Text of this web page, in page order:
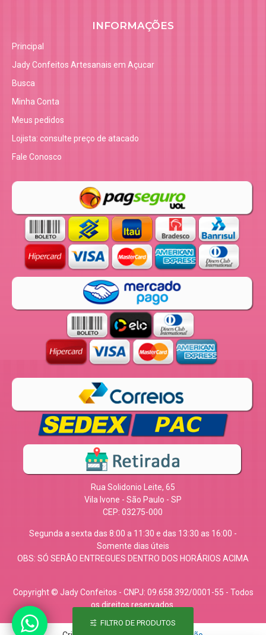
INFORMAÇÕES
Principal
Jady Confeitos Artesanais em Açucar
Busca
Minha Conta
Meus pedidos
Lojista: consulte preço de atacado
Fale Conosco
Rua Solidonio Leite, 65
Vila Ivone - São Paulo - SP
CEP: 03275-000
Segunda a sexta das 8:00 a 11:30 e das 13:30 as 16:00 -
Somente dias úteis
OBS: SÓ SERÃO ENTREGUES DENTRO DOS HORÁRIOS ACIMA
Copyright © Jady Confeitos - CNPJ: 09.658.392/0001-55 - Todos
os direitos reservados.
FILTRO DE PRODUTOS